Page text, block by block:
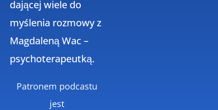
dającej wiele do
myślenia rozmowy z
Magdaleną Wac –
psychoterapeutką.
Patronem podcastu
jest